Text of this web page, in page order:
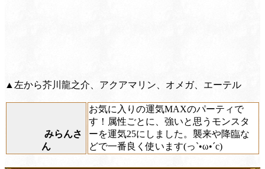
▲左から芥川龍之介、アクアマリン、オメガ、エーテル
みらんさ
ん
お気に入りの運気MAXのパーティで
す！属性ごとに、強いと思うモンスタ
ーを運気25にしました。襲来や降臨な
どで一番良く使います(っ`•ω•´c)